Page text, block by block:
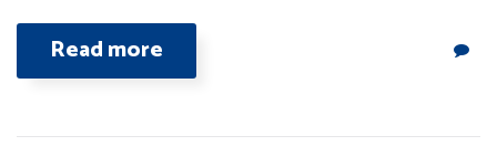
Read more